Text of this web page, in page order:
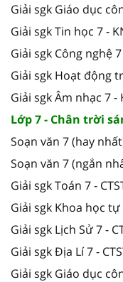
Giải sgk Giáo dục
Giải sgk Tin học 7 -
Giải sgk Công nghệ
Giải sgk Hoạt động
Giải sgk Âm nhạc 7 -
Lớp 7 - Chân trời
Soạn văn 7 (hay
Soạn văn 7 (ngắn
Giải sgk Toán 7 -
Giải sgk Khoa học tự
Giải sgk Lịch Sử 7 -
Giải sgk Địa Lí 7 -
Giải sgk Giáo dục